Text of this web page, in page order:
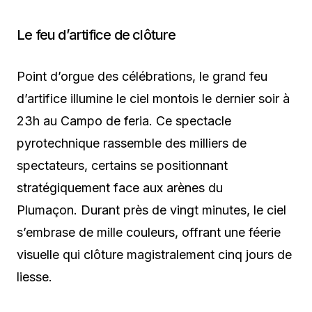
Le feu d’artifice de clôture
Point d’orgue des célébrations, le grand feu
d’artifice illumine le ciel montois le dernier soir à
23h au Campo de feria. Ce spectacle
pyrotechnique rassemble des milliers de
spectateurs, certains se positionnant
stratégiquement face aux arènes du
Plumaçon. Durant près de vingt minutes, le ciel
s’embrase de mille couleurs, offrant une féerie
visuelle qui clôture magistralement cinq jours de
liesse.